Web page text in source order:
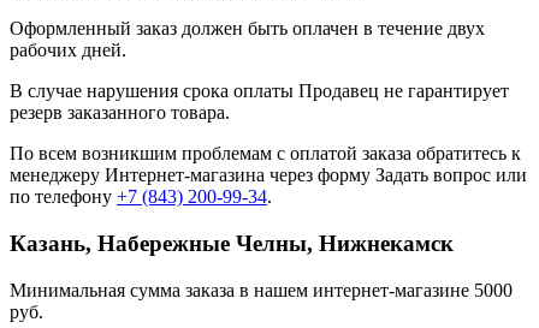
Оформленный заказ должен быть оплачен в течение двух
рабочих дней.
В случае нарушения срока оплаты Продавец не гарантирует
резерв заказанного товара.
По всем возникшим проблемам с оплатой заказа обратитесь к
менеджеру Интернет-магазина через форму Задать вопрос или
по телефону +7 (843) 200-99-34.
Казань, Набережные Челны, Нижнекамск
Минимальная сумма заказа в нашем интернет-магазине 5000
руб.